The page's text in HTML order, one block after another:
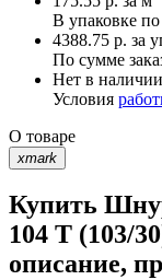
В упаковке по
4388.75 р. за
По сумме
Нет в наличии
Условия
О товаре
xmark
Купить
104 T (103/
описание,